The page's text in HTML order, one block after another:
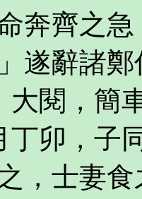
奔齊之
遂辭諸鄭
大閱，簡
丁卯，子
，士妻